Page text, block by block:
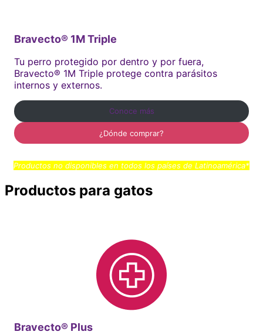
Bravecto® 1M Triple
Tu perro protegido por dentro y por fuera,
Bravecto® 1M Triple protege contra parásitos
internos y externos.
Conoce más
¿Dónde comprar?
Productos no disponibles en todos los países de Latinoamérica*
Productos para gatos
Bravecto® Plus